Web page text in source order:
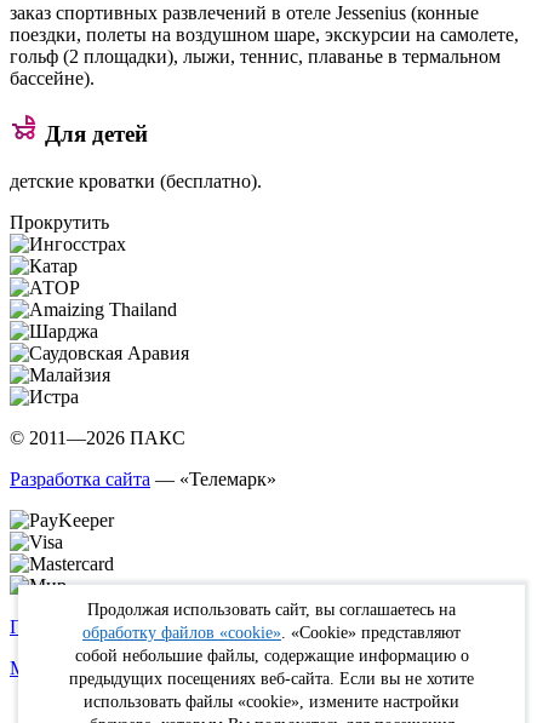
заказ спортивных развлечений в отеле Jessenius (конные
поездки, полеты на воздушном шаре, экскурсии на самолете,
гольф (2 площадки), лыжи, теннис, плаванье в термальном
бассейне).
Для детей
детские кроватки (бесплатно).
Прокрутить
© 2011—2026 ПАКС
Разработка сайта — «Телемарк»
Политика в отношении обработки персональных данных
Max
WhatsApp Telegram вКонтакте Youtube Rutube
Продолжая использовать сайт, вы соглашаетесь на
обработку файлов «cookie» . «Cookie» представляют
собой небольшие файлы, содержащие информацию о
предыдущих посещениях веб-сайта. Если вы не хотите
использовать файлы «cookie», измените настройки
Online